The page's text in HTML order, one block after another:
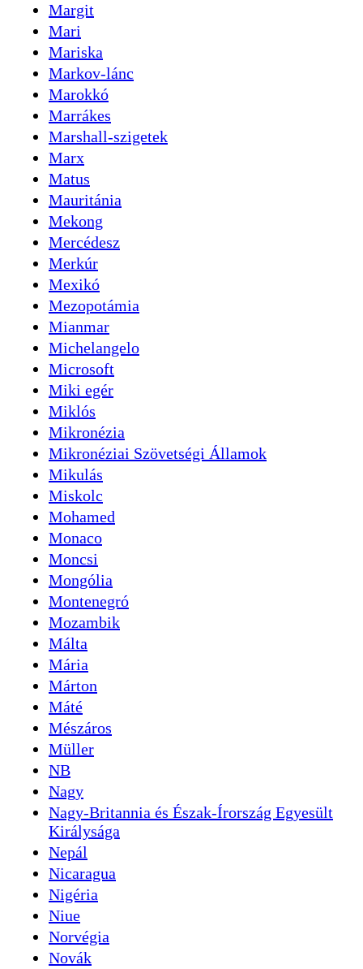
Margit
Mari
Mariska
Markov-lánc
Marokkó
Marrákes
Marshall-szigetek
Marx
Matus
Mauritánia
Mekong
Mercédesz
Merkúr
Mexikó
Mezopotámia
Mianmar
Michelangelo
Microsoft
Miki egér
Miklós
Mikronézia
Mikronéziai Szövetségi Államok
Mikulás
Miskolc
Mohamed
Monaco
Moncsi
Mongólia
Montenegró
Mozambik
Málta
Mária
Márton
Máté
Mészáros
Müller
NB
Nagy
Nagy-Britannia és Észak-Írország Egyesült
Királysága
Nepál
Nicaragua
Nigéria
Niue
Norvégia
Novák